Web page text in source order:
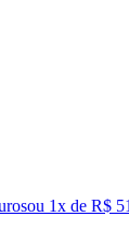
ou 1x de R$